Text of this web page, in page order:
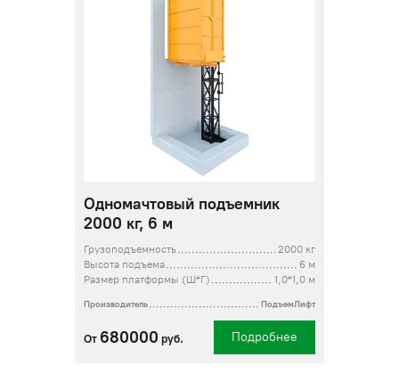
Одномачтовый подъемник
2000 кг, 6 м
Грузоподъемность
2000 кг
Высота подъема
6 м
Размер платформы (Ш*Г)
1,0*1,0 м
Производитель ПодъемЛифт
От 680000 руб. Подробнее